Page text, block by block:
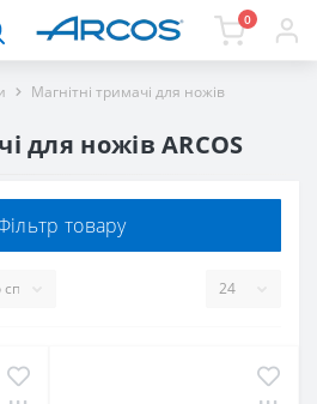
0
Магнітні тримачі для ножів
для ножів ARCOS
товару